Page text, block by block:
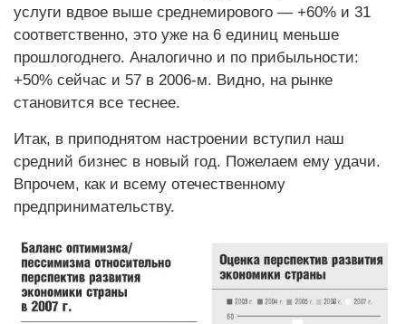
услуги вдвое выше среднемирового — +60% и 31
соответственно, это уже на 6 единиц меньше
прошлогоднего. Аналогично и по прибыльности:
+50% сейчас и 57 в 2006-м. Видно, на рынке
становится все теснее.
Итак, в приподнятом настроении вступил наш
средний бизнес в новый год. Пожелаем ему удачи.
Впрочем, как и всему отечественному
предпринимательству.